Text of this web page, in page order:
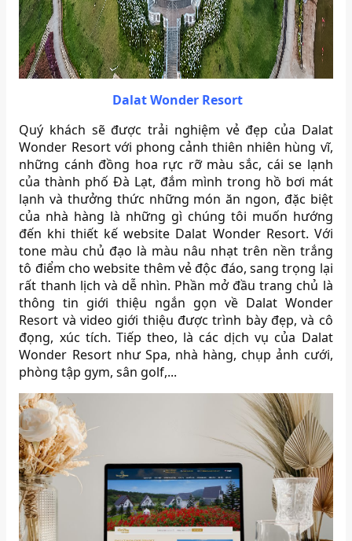
Dalat Wonder Resort
Quý khách sẽ được trải nghiệm vẻ đẹp của Dalat
Wonder Resort với phong cảnh thiên nhiên hùng vĩ,
những cánh đồng hoa rực rỡ màu sắc, cái se lạnh
của thành phố Đà Lạt, đắm mình trong hồ bơi mát
lạnh và thưởng thức những món ăn ngon, đặc biệt
của nhà hàng là những gì chúng tôi muốn hướng
đến khi thiết kế website Dalat Wonder Resort. Với
tone màu chủ đạo là màu nâu nhạt trên nền trắng
tô điểm cho website thêm vẻ độc đáo, sang trọng lại
rất thanh lịch và dễ nhìn. Phần mở đầu trang chủ là
thông tin giới thiệu ngắn gọn về Dalat Wonder
Resort và video giới thiệu được trình bày đẹp, và cô
đọng, xúc tích. Tiếp theo, là các dịch vụ của Dalat
Wonder Resort như Spa, nhà hàng, chụp ảnh cưới,
phòng tập gym, sân golf,...